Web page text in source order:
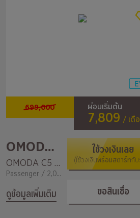
699,000 ผ่อนเริ่มต้น
7,809 / เดื
OMODA&JEACOO
OMODA C5 EV Long Range Max
Passenger / 2,000
ดูข้อมูลเพิ่มเติม
ใช้วงเงินเลย
(ใช้วงเงินพร้อมสตาร์ทกั
ขอสินเชื่อ